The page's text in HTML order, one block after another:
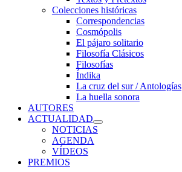
Colecciones históricas
Correspondencias
Cosmópolis
El pájaro solitario
Filosofía Clásicos
Filosofías
Índika
La cruz del sur / Antologías
La huella sonora
AUTORES
ACTUALIDAD
NOTICIAS
AGENDA
VÍDEOS
PREMIOS